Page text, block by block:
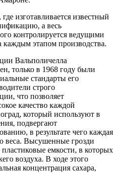
изготавливается известный
а весь
контролируется ведущими
этапом производства.
Вальполичелла
только в 1968 году были
стандарты его
строго
что позволяет
качество каждой
который используют в
подвергают
в результате чего каждая
веса. Высушенные грозди
емкости, в которых
воздуха. В ходе этого
концентрация сахара,